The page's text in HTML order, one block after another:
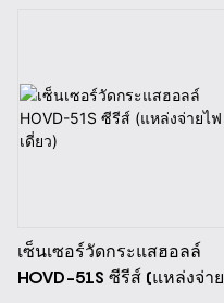
เซ็นเซอร์วัดกระแสฮอลล์
HOVD-51S ซีรีส์ (แหล่งจ่าย